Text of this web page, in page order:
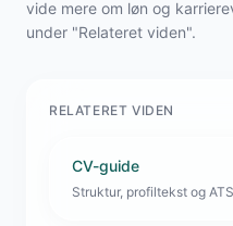
vide mere om løn og
under "Relateret viden".
RELATERET VIDEN
CV-guide
Struktur, profiltekst og